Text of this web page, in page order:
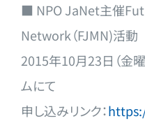
■ NPO JaNet主催
Network（FJMN)活動
2015年10月23日（金
ムにて
申し込みリンク：